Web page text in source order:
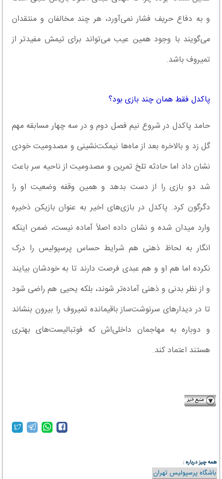
و به دفاع حریف فشار نمی‌آورد، هر چند مخالفان و منتقدان
می‌گویند با وجود همین عیب می‌تواند برای تیمش مفیدتر از
تمیروف باشد.
پاکدل فقط همان چند بازی بود؟
حامد پاکدل در شروع نیم فصل دوم و در سه چهار مسابقه مهم
گل زد و بالاخره بعد از ماه‌ها نیمکت‌نشینی و مصدومیت خودی
نشان داد اما حادثه تلخ تمرین و مصدومیت از ناحیه سر باعث
شد دو بازی را از دست بدهد و همین وقفه وضعیت او را
دگرگون کرد. پاکدل در بازی‌های اخیر به عنوان بازیکن ذخیره
وارد میدان شده و نشان داده اصلاً آماده نیست، ضمن اینکه
انگار به لحاظ ذهنی هم شرایط حساس پرسپولیس را درک
نکرده اما هم او و هم عبدی فرصت دارند تا به خودشان بیایند
و از نظر بدنی و ذهنی آماده‌تر شوند، بلکه یحیی هم راضی شود
تا در دیدارهای سرنوشت‌ساز باقیمانده تمیروف را بیرون بنشاند
و دوباره به مهاجمان داخلی‌اش که فوتبالیست‌های بهتری
هستند اعتماد کند.
همه چیز درباره :
باشگاه پرسپولیس تهران